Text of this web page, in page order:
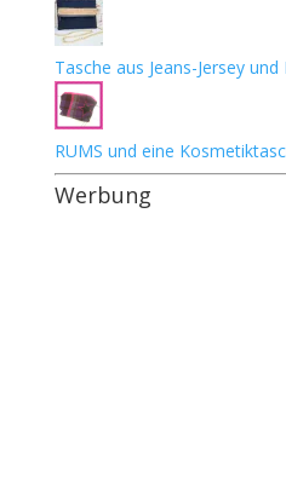
Tasche aus Jeans-Jersey und
RUMS und eine
Werbung